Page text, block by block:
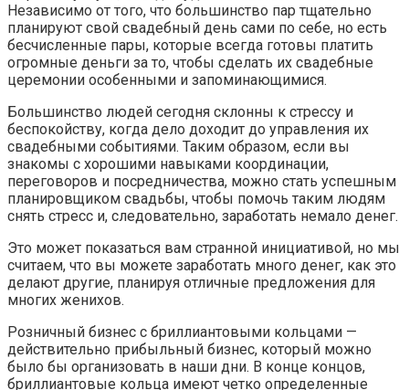
Независимо от того, что большинство пар тщательно
планируют свой свадебный день сами по себе, но есть
бесчисленные пары, которые всегда готовы платить
огромные деньги за то, чтобы сделать их свадебные
церемонии особенными и запоминающимися.
Большинство людей сегодня склонны к стрессу и
беспокойству, когда дело доходит до управления их
свадебными событиями. Таким образом, если вы
знакомы с хорошими навыками координации,
переговоров и посредничества, можно стать успешным
планировщиком свадьбы, чтобы помочь таким людям
снять стресс и, следовательно, заработать немало денег.
Это может показаться вам странной инициативой, но мы
считаем, что вы можете заработать много денег, как это
делают другие, планируя отличные предложения для
многих женихов.
Розничный бизнес с бриллиантовыми кольцами —
действительно прибыльный бизнес, который можно
было бы организовать в наши дни. В конце концов,
бриллиантовые кольца имеют четко определенные